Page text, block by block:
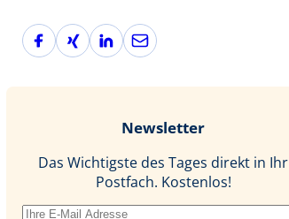
F
a
X
i
L
i
n
E
-
l
Newsletter
Das Wichtigste des Tages direkt in Ihr
Postfach. Kostenlos!